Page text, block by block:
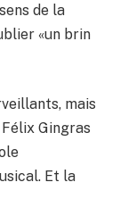
de la
«un brin
mais
Gingras
Et la